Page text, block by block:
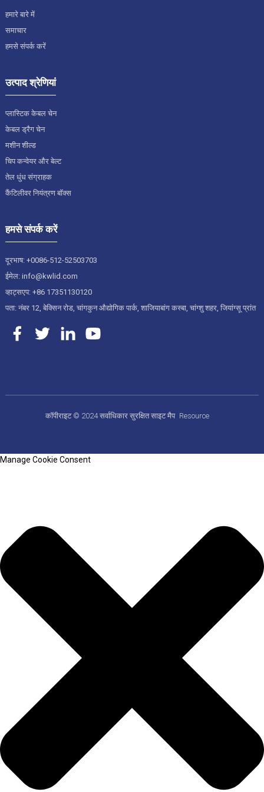
हमारे बारे में
समाचार
हमसे संपर्क करें
उत्पाद श्रेणियां
प्लास्टिक केबल चेन
केबल ड्रैग चेन
मशीन शील्ड
चिप कन्वेयर और बेल्ट
तेल धुंध संग्राहक
कैंटिलीवर नियंत्रण बॉक्स
हमसे संपर्क करें
दूरभाष: +0086-512-52503703
ईमेल: info@kwlid.com
व्हाट्सएप: +86 17351130120
पता: नंबर 12, बेक्सिन रोड, चांगकुन औद्योगिक पार्क, शाजियाबांग कस्बा, चांग्शु शहर, जियांग्सू प्रांत
कॉपीराइट © 2024 सर्वाधिकार सुरक्षितसाइट मैप Resource
Manage Cookie Consent